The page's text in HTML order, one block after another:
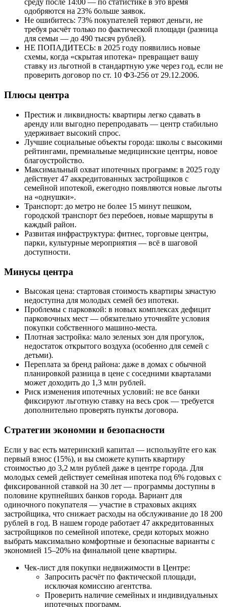
среду после 14:00 — по статистике в это время
одобряются на 23% больше заявок.
Не ошибитесь: 73% покупателей теряют деньги, не
требуя расчёт только по фактической площади (разница
для семьи — до 490 тысяч рублей).
НЕ ПОПАДИТЕСЬ: в 2025 году появились новые
схемы, когда «скрытая ипотека» превращает вашу
ставку из льготной в стандартную уже через год, если не
проверить договор по ст. 10 ФЗ-256 от 29.12.2006.
Плюсы центра
Престиж и ликвидность: квартиры легко сдавать в
аренду или выгодно перепродавать — центр стабильно
удерживает высокий спрос.
Лучшие социальные объекты города: школы с высокими
рейтингами, премиальные медицинские центры, новое
благоустройство.
Максимальный охват ипотечных программ: в 2025 году
действует 47 аккредитованных застройщиков с
семейной ипотекой, ежегодно появляются новые льготы
на «однушки».
Транспорт: до метро не более 15 минут пешком,
городской транспорт без перебоев, новые маршруты в
каждый район.
Развитая инфраструктура: фитнес, торговые центры,
парки, культурные мероприятия — всё в шаговой
доступности.
Минусы центра
Высокая цена: стартовая стоимость квартиры зачастую
недоступна для молодых семей без ипотеки.
Проблемы с парковкой: в новых комплексах дефицит
парковочных мест — обязательно уточняйте условия
покупки собственного машино-места.
Плотная застройка: мало зеленых зон для прогулок,
недостаток открытого воздуха (особенно для семей с
детьми).
Переплата за бренд района: даже в домах с обычной
планировкой разница в цене с соседними кварталами
может доходить до 1,3 млн рублей.
Риск изменения ипотечных условий: не все банки
фиксируют льготную ставку на весь срок — требуется
дополнительно проверять пункты договора.
Стратегии экономии и безопасности
Если у вас есть материнский капитал — используйте его как
первый взнос (15%), и вы сможете купить квартиру
стоимостью до 3,2 млн рублей даже в центре города. Для
молодых семей действует семейная ипотека под 6% годовых с
фиксированной ставкой на 30 лет — программы доступны в
половине крупнейших банков города. Вариант для
одиночного покупателя — участие в страховых акциях
застройщика, что снижает расходы на обслуживание до 18 200
рублей в год. В нашем городе работает 47 аккредитованных
застройщиков по семейной ипотеке, среди которых можно
выбрать максимально комфортные и безопасные варианты с
экономией 15–20% на финальной цене квартиры.
Чек-лист для покупки недвижимости в Центре:
Запросить расчёт по фактической площади,
исключая комиссию агентства.
Проверить наличие семейных и индивидуальных
ипотечных программ.